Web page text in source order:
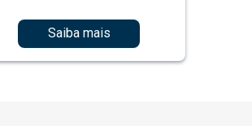
Saiba mais